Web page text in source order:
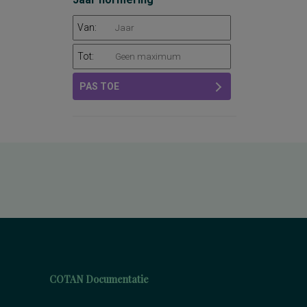
Van:
Tot:
PAS TOE
COTAN Documentatie